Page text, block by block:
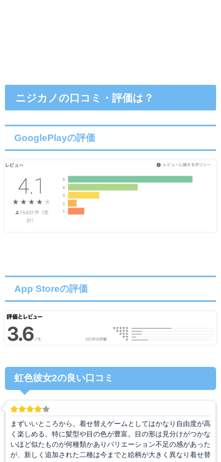
ニジカノの口コミ・評価は？
GooglePlayの評価
App Storeの評価
虹色彼女2の良い口コミ
まずいいところから。着せ替えゲームとしてはかなり自由度が高
く楽しめる。特に髪型や目の色が豊富。目の形は見分けがつかな
いほど似たものが何種類かありバリエーション不足の感があった
が、新しく追加された二種は今までと絵柄が大きく異なり着せ替